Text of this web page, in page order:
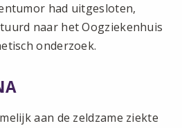
had uitgesloten,
naar het Oogziekenhuis
onderzoek.
aan de zeldzame ziekte